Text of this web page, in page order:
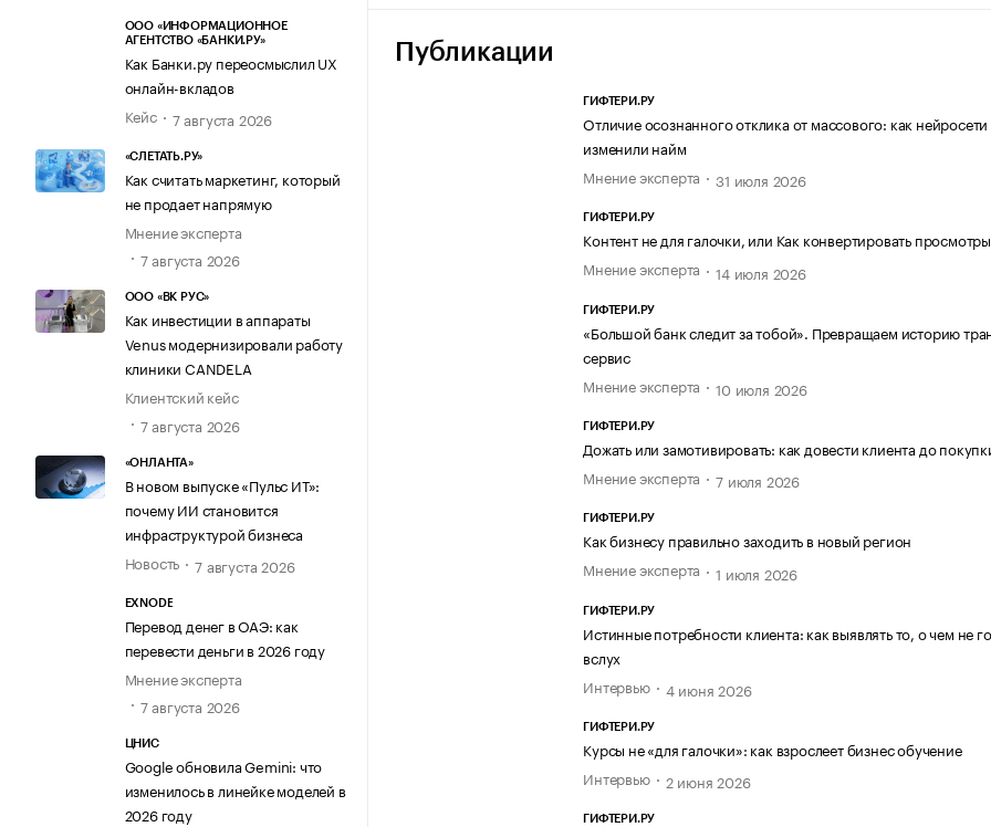
ООО «ИНФОРМАЦИОННОЕ
АГЕНТСТВО «БАНКИ.РУ»
Как Банки.ру переосмыслил UX
онлайн-вкладов
Кейс
7 августа 2026
«СЛЕТАТЬ.РУ»
Как считать маркетинг, который
не продает напрямую
Мнение эксперта
7 августа 2026
ООО «ВК РУС»
Как инвестиции в аппараты
Venus модернизировали работу
клиники CANDELA
Клиентский кейс
7 августа 2026
«ОНЛАНТА»
В новом выпуске «Пульс ИТ»:
почему ИИ становится
инфраструктурой бизнеса
Новость
7 августа 2026
EXNODE
Перевод денег в ОАЭ: как
перевести деньги в 2026 году
Мнение эксперта
7 августа 2026
ЦНИС
Google обновила Gemini: что
изменилось в линейке моделей в
2026 году
Публикации
ГИФТЕРИ.РУ
Отличие осознанного отклика от массового: как нейросети
изменили найм
Мнение эксперта
31 июля 2026
ГИФТЕРИ.РУ
Контент не для галочки, или Как конвертировать
Мнение эксперта
14 июля 2026
ГИФТЕРИ.РУ
«Большой банк следит за тобой». Превращаем историю
сервис
Мнение эксперта
10 июля 2026
ГИФТЕРИ.РУ
Дожать или замотивировать: как довести клиента до
Мнение эксперта
7 июля 2026
ГИФТЕРИ.РУ
Как бизнесу правильно заходить в новый регион
Мнение эксперта
1 июля 2026
ГИФТЕРИ.РУ
Истинные потребности клиента: как выявлять то, о чем не
вслух
Интервью
4 июня 2026
ГИФТЕРИ.РУ
Курсы не «для галочки»: как взрослеет бизнес обучение
Интервью
2 июня 2026
ГИФТЕРИ.РУ